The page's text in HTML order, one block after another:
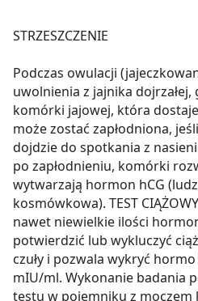
STRZESZCZENIE
Podczas owulacji
uwolnienia z jajnika
komórki jajowej, która
może zostać zapłodniona,
dojdzie do spotkania z
po zapłodnieniu, komórki
wytwarzają hormon hCG
kosmówkowa). TEST
nawet niewielkie ilości
potwierdzić lub wykluczyć
czuły i pozwala wykryć
mIU/ml. Wykonanie badania
testu w pojemniku z moczem